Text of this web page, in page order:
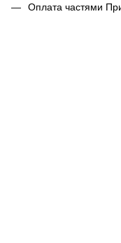
Оплата частями